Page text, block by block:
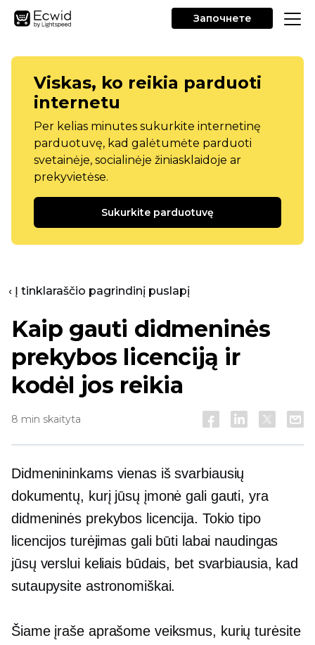
Започнете
Viskas, ko reikia parduoti
internetu
Per kelias minutes sukurkite internetinę
parduotuvę, kad galėtumėte parduoti
svetainėje, socialinėje žiniasklaidoje ar
prekyvietėse.
Sukurkite parduotuvę
‹ Į tinklaraščio pagrindinį puslapį
Kaip gauti didmeninės
prekybos licenciją ir
kodėl jos reikia
8 min skaityta
Didmenininkams vienas iš svarbiausių
dokumentų, kurį jūsų įmonė gali gauti, yra
didmeninės prekybos licencija. Tokio tipo
licencijos turėjimas gali būti labai naudingas
jūsų verslui keliais būdais, bet svarbiausia, kad
sutaupysite astronomiškai.
Šiame įraše aprašome veiksmus, kurių turėsite